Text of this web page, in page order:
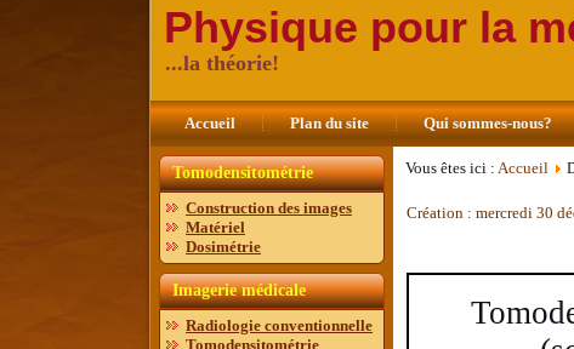
Physique pour la
...la théorie!
Accueil Plan du site Qui sommes-nous?
Tomodensitométrie
Construction des images
Matériel
Dosimétrie
Imagerie médicale
Radiologie conventionnelle
Tomodensitométrie
Vous êtes ici : Accueil
Création : mercredi 30